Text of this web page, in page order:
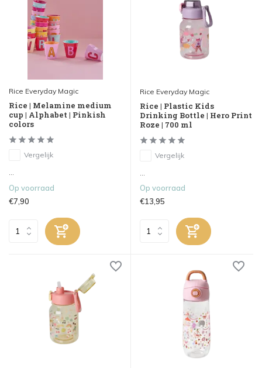
Rice Everyday Magic
Rice | Melamine medium
cup | Alphabet | Pinkish
colors
Vergelijk
...
Op voorraad
€7,90
Rice Everyday Magic
Rice | Plastic Kids
Drinking Bottle | Hero Print
Roze | 700 ml
Vergelijk
Op voorraad
€13,95